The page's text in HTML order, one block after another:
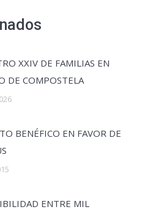
XXIV DE FAMILIAS EN
DE COMPOSTELA
BENÉFICO EN FAVOR DE
ENTRE MIL